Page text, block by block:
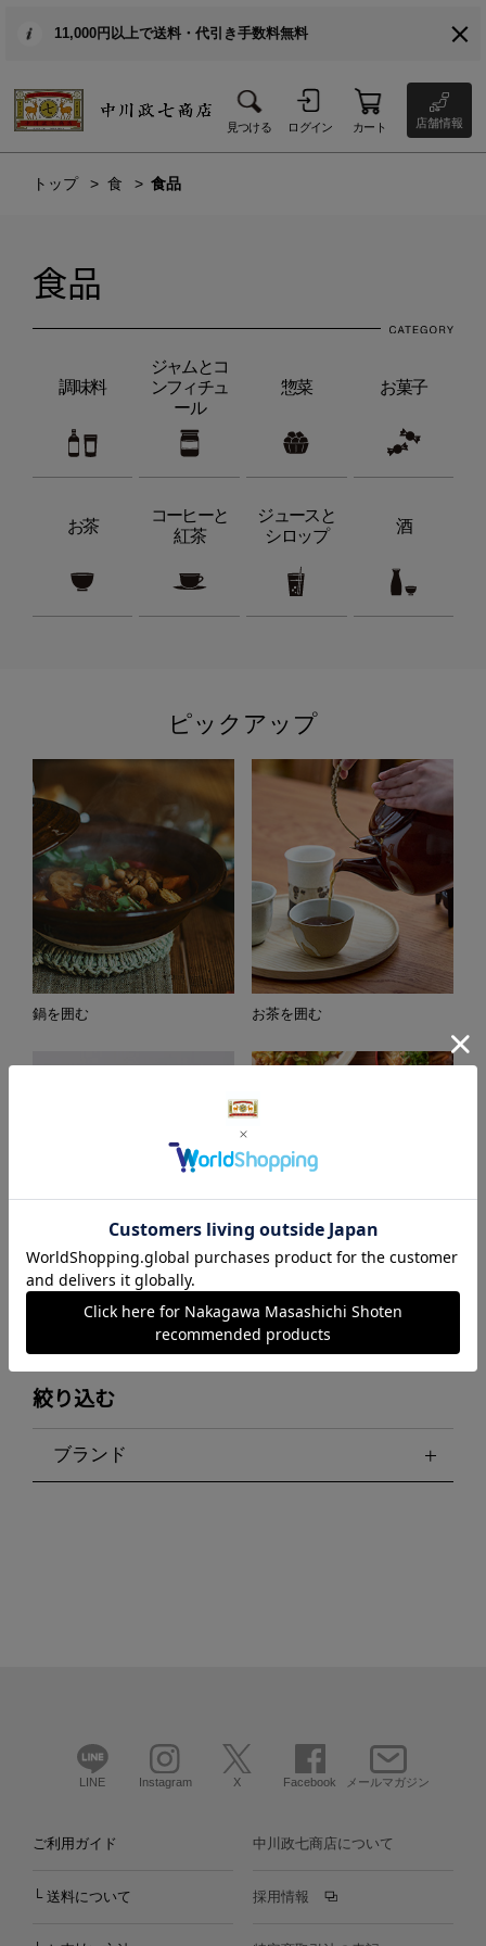
11,000円以上で送料・代引き手数料無料
見つける ログイン カート 店舗情報
トップ 食 食品
食品
調味料
ジャムとコ
ンフィチュ
ール
惣菜 お菓子
お茶
コーヒーと
紅茶
ジュースと
シロップ
酒
ピックアップ
鍋を囲む お茶を囲む
中川政七商店の調味料 産地のごはん
絞り込む
ブランド
LINE Instagram X Facebook メールマガジン
ご利用ガイド
└ 送料について
中川政七商店について
採用情報